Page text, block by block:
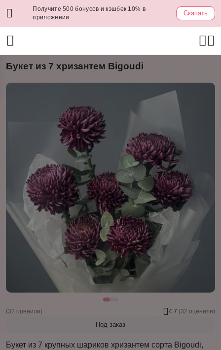
Получите 500 бонусов и кэшбек 10% в
приложении
Скачать
Букет из 7 хризантем Bigoudi
(32 оценили) 4.7 (32 оценили)
Под заказ
Букет из 7 крупных шариков хризантем сорта Bigoudi,